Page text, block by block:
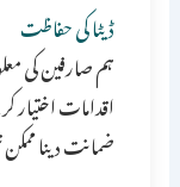
ڈیٹا کی حفاظت
ہم صارفین کی
اقدامات اختیار
ضمانت دینا